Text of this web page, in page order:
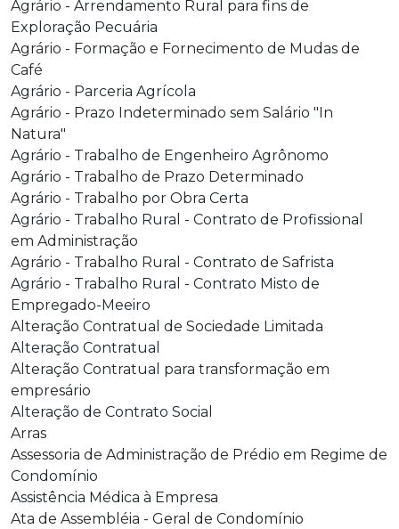
Agrário - Arrendamento Rural para fins de
Exploração Pecuária
Agrário - Formação e Fornecimento de Mudas de
Café
Agrário - Parceria Agrícola
Agrário - Prazo Indeterminado sem Salário "In
Natura"
Agrário - Trabalho de Engenheiro Agrônomo
Agrário - Trabalho de Prazo Determinado
Agrário - Trabalho por Obra Certa
Agrário - Trabalho Rural - Contrato de Profissional
em Administração
Agrário - Trabalho Rural - Contrato de Safrista
Agrário - Trabalho Rural - Contrato Misto de
Empregado-Meeiro
Alteração Contratual de Sociedade Limitada
Alteração Contratual
Alteração Contratual para transformação em
empresário
Alteração de Contrato Social
Arras
Assessoria de Administração de Prédio em Regime de
Condomínio
Assistência Médica à Empresa
Ata de Assembléia - Geral de Condomínio